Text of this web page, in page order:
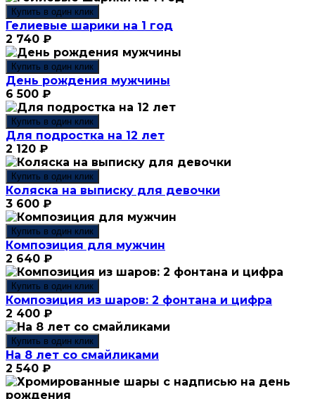
Купить в один клик
Гелиевые шарики на 1 год
2 740 ₽
Купить в один клик
День рождения мужчины
6 500 ₽
Купить в один клик
Для подростка на 12 лет
2 120 ₽
Купить в один клик
Коляска на выписку для девочки
3 600 ₽
Купить в один клик
Композиция для мужчин
2 640 ₽
Купить в один клик
Композиция из шаров: 2 фонтана и цифра
2 400 ₽
Купить в один клик
На 8 лет со смайликами
2 540 ₽